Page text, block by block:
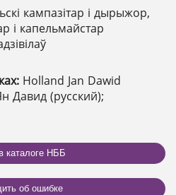
кампазітар і дырыжор,
і капельмайстар
Holland Jan Dawid
Давид (русский);
каталоге НББ
об ошибке